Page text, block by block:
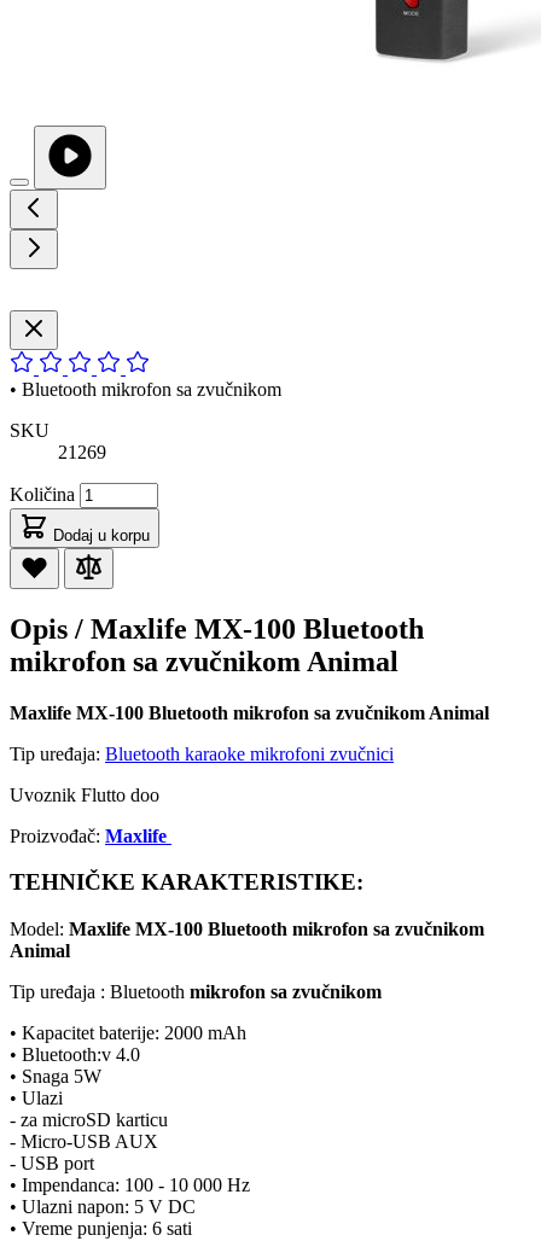
• Bluetooth mikrofon sa zvučnikom
SKU
21269
Količina
Dodaj u korpu
Opis / Maxlife MX-100 Bluetooth
mikrofon sa zvučnikom Animal
Maxlife MX-100 Bluetooth mikrofon sa zvučnikom Animal
Tip uređaja: Bluetooth karaoke mikrofoni zvučnici
Uvoznik Flutto doo
Proizvođač: Maxlife
TEHNIČKE KARAKTERISTIKE:
Model: Maxlife MX-100 Bluetooth mikrofon sa zvučnikom
Animal
Tip uređaja : Bluetooth mikrofon sa zvučnikom
• Kapacitet baterije: 2000 mAh
• Bluetooth:v 4.0
• Snaga 5W
• Ulazi
- za microSD karticu
- Micro-USB AUX
- USB port
• Impendanca: 100 - 10 000 Hz
• Ulazni napon: 5 V DC
• Vreme punjenja: 6 sati